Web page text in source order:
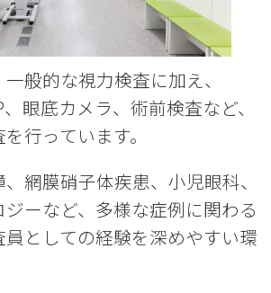
般的な視力検査に加え、
眼底カメラ、術前検査など、
行っています。
網膜硝子体疾患、小児眼科、
ーなど、多様な症例に関わる
としての経験を深めやすい環